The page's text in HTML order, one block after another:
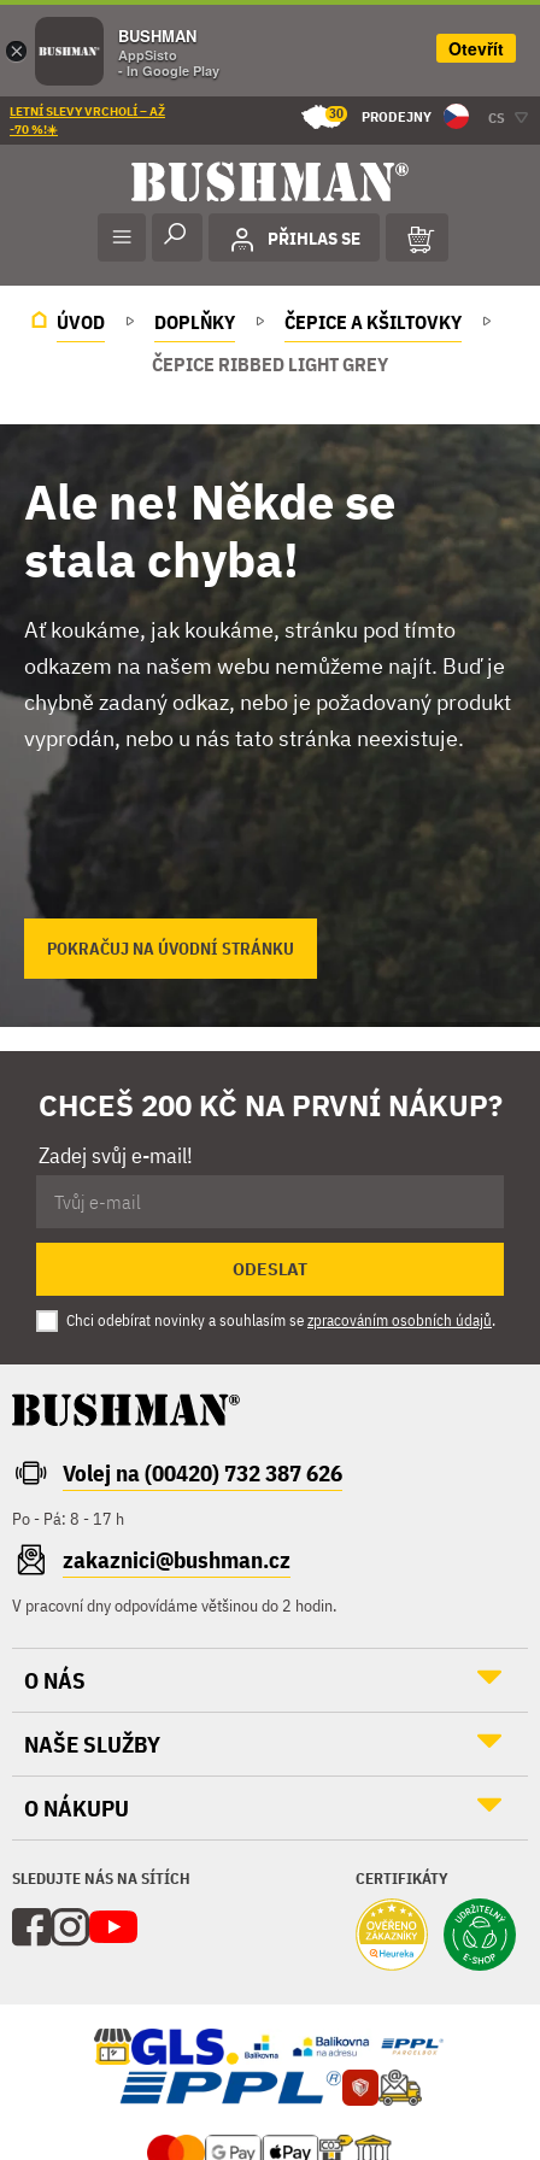
LETNÍ SLEVY VRCHOLÍ – AŽ
-70 %!☀️
30 PRODEJNY CS
PŘIHLAS SE
ÚVOD DOPLŇKY
ČEPICE A KŠILTOVKY
ČEPICE RIBBED LIGHT GREY
Ale ne! Někde se
stala chyba!
Ať koukáme, jak koukáme, stránku pod tímto
odkazem na našem webu nemůžeme najít. Buď je
chybně zadaný odkaz, nebo je požadovaný produkt
vyprodán, nebo u nás tato stránka neexistuje.
POKRAČUJ NA ÚVODNÍ STRÁNKU
CHCEŠ 200 KČ NA PRVNÍ NÁKUP?
Zadej svůj e-mail!
ODESLAT
Chci odebírat novinky a souhlasím sezpracováním osobních údajů.
Volej na (00420) 732 387 626
Po - Pá: 8 - 17 h
zakaznici@bushman.cz
V pracovní dny odpovídáme většinou do 2 hodin.
SLEDUJTE NÁS NA SÍTÍCH CERTIFIKÁTY
O NÁS
NAŠE SLUŽBY
O NÁKUPU
×
BUSHMAN
AppSisto
- In Google Play
Otevřít